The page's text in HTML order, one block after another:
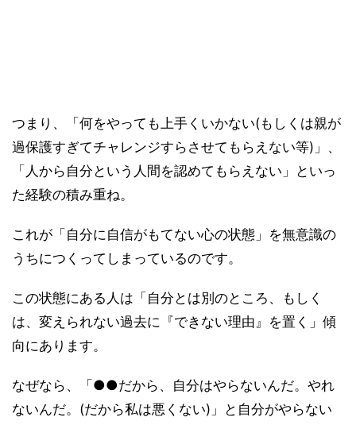
つまり、「何をやっても上手くいかない(もしくは親が
過保護すぎてチャレンジすらさせてもらえない等)」、
「人から自分という人間を認めてもらえない」といっ
た経験の積み重ね。
これが「自分に自信がもてない心の状態」を無意識の
うちにつくってしまっているのです。
この状態にある人は「自分とは別のところ、もしく
は、変えられない過去に『できない理由』を置く」傾
向にあります。
なぜなら、「●●だから、自分はやらないんだ。やれ
ないんだ。(だから私は悪くない)」と自分がやらない